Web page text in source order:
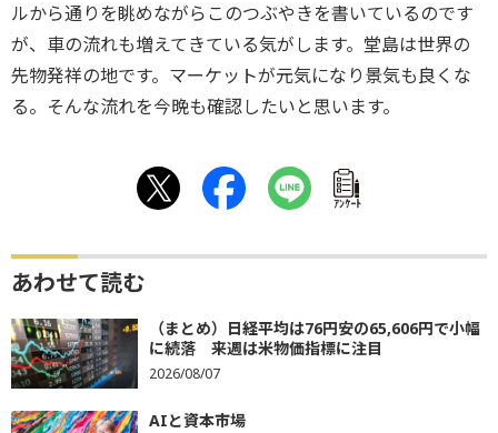
ルから通りを眺めながらこのつぶやきを書いているのです
が、車の流れも増えてきている気がします。堂島は世界の
先物発祥の地です。マーケットが元気になり景気も良くな
る。そんな流れを今晩も確認したいと思います。
ｱﾝｹｰﾄ
あわせて読む
（まとめ）日経平均は76円安の65,606円で小幅
に続落 来週は米物価指標に注目
2026/08/07
AIと資本市場